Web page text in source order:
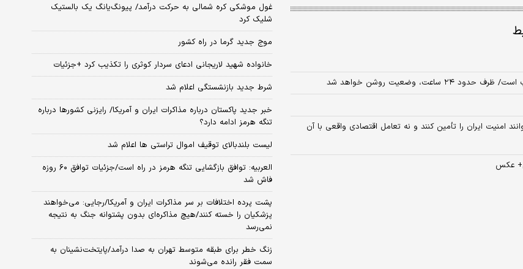
وضعیت روشن خواهد شد
امنیت ایران را تأمین کنند و نه تعامل اقتصادی واقعی با آن
عکس
غول موشکی کره شمالی به حرکت درآمد/ پیونگ‌یانگ یک بالستیک
شلیک کرد
موج جدید گرما در راه کشور
خانواده شهید لاریجانی ادعای سردار کوثری را تکذیب کرد +جزئیات
شرط جدید بازنشستگی اعلام شد
خبر جدید پاکستان درباره مذاکرات ایران و آمریکا/ رایزنی کشورها درباره
تنگه هرمز ادامه دارد؟
لیست بلندبالای توقیف اموال تراستی ها اعلام شد
العربیه: توافق بازگشایی تنگه هرمز در راه است/جزئیات توافق ۶۰ روزه
فاش شد
پشت پرده اختلافات بر سر مذاکرات ایران و آمریکا/رجایی: می‌خواهند
پزشکیان را خسته کنند/هیچ مذاکره‌ای بدون پشتوانه جنگ به نتیجه
نمی‌رسد
زنگ خطر برای طبقه متوسط تهران به صدا درآمد/پایتخت‌نشینان به
سمت فقر رانده می‌شوند